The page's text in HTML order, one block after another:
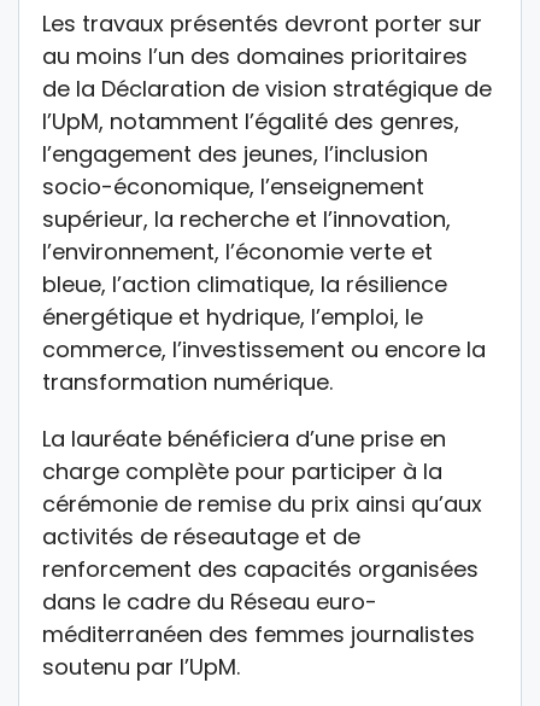
Les travaux présentés devront porter sur
au moins l’un des domaines prioritaires
de la Déclaration de vision stratégique de
l’UpM, notamment l’égalité des genres,
l’engagement des jeunes, l’inclusion
socio-économique, l’enseignement
supérieur, la recherche et l’innovation,
l’environnement, l’économie verte et
bleue, l’action climatique, la résilience
énergétique et hydrique, l’emploi, le
commerce, l’investissement ou encore la
transformation numérique.
La lauréate bénéficiera d’une prise en
charge complète pour participer à la
cérémonie de remise du prix ainsi qu’aux
activités de réseautage et de
renforcement des capacités organisées
dans le cadre du Réseau euro-
méditerranéen des femmes journalistes
soutenu par l’UpM.